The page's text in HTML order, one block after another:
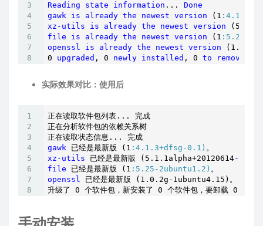
Reading
state information ... Done
gawk is already the newest version (1
xz-utils
is already the newest version (5
file
is already the newest version (1 :5.25-
openssl
is already the newest version (1 .0
0 upgraded , 0 newly installed , 0 to remove
实际效果对比：使用后
正在读取软件包列表... 完成
正在分析软件包的依赖关系树
gawk 已经是最新版 (1 :4.1.3+dfsg-0.1)
xz-utils 已经是最新版 (5 .1 .1alpha+20120614-
file 已经是最新版 (1 :5.25-2ubuntu1.2)
openssl 已经是最新版 (1 .0 .2g-1ubuntu4 .15 )。
升级了 0 个软件包，新安装了 0 个软件包，要卸载 0 个软